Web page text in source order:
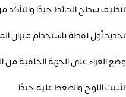
تنظيف سطح الحائط جيدًا والتأكد
تحديد أول نقطة باستخدام ميزان
وضع الغراء على الجهة الخلفية
تثبيت اللوح والضغط عليه جيدًا.